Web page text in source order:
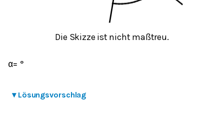
Die Skizze ist nicht maßtreu.
α= °
▾ Lösungsvorschlag